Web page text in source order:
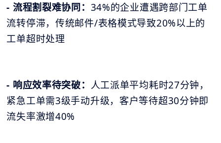
- 流程割裂难协同： 34%的企业遭遇跨部门工单
流转停滞，传统邮件/表格模式导致20%以上的
工单超时处理
- 响应效率待突破： 人工派单平均耗时27分钟，
紧急工单需3级手动升级，客户等待超30分钟即
流失率激增40%